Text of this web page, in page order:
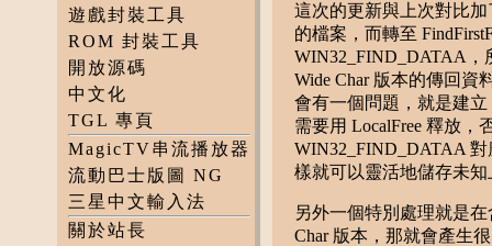
遊戲封裝工具
ROM 封裝工具
開放源碼
中文化
TGL 專頁
MagicTV串流播放器
流動巴士版圖 NG
三星中文輸入法
關於站長
這次的更新與上次對比
的檔案，而轉至
WIN32_FIND_DATAA，
Wide Char 版本的傳回資
會有一個問題，就是建
需要用 LocalFree 釋放，
WIN32_FIND_DATAA
樣就可以靈活地儲存未
另外一個特別處理就是
Char 版本，那就會產生